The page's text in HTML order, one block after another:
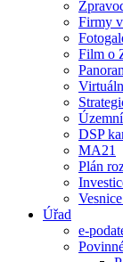
Firmy
Film o
DSP
MA21
Plán
Úřad
e-